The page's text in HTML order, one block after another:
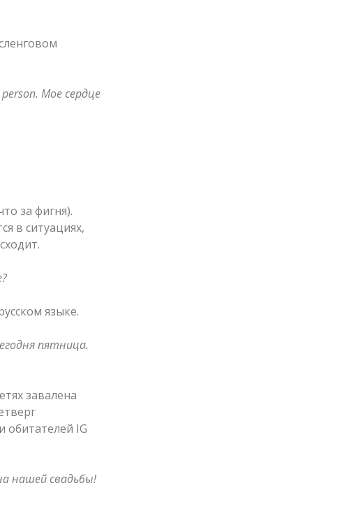
Мое сердце
за фигня).
в ситуациях,
языке.
пятница.
завалена
обитателей IG
нашей свадьбы!